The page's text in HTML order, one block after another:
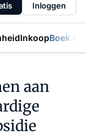
Inloggen
InkoopBoek
aan